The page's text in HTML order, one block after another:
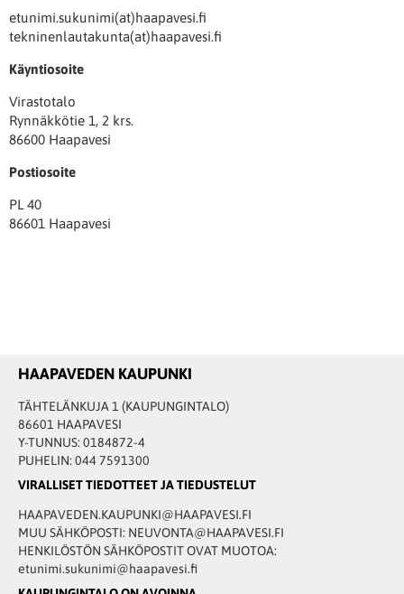
etunimi.sukunimi(at)haapavesi.fi
tekninenlautakunta(at)haapavesi.fi
Käyntiosoite
Virastotalo
Rynnäkkötie 1, 2 krs.
86600 Haapavesi
Postiosoite
PL 40
86601 Haapavesi
HAAPAVEDEN KAUPUNKI
TÄHTELÄNKUJA 1 (KAUPUNGINTALO)
86601 HAAPAVESI
Y-TUNNUS: 0184872-4
PUHELIN: 044 7591300
VIRALLISET TIEDOTTEET JA TIEDUSTELUT
HAAPAVEDEN.KAUPUNKI@HAAPAVESI.FI
MUU SÄHKÖPOSTI: NEUVONTA@HAAPAVESI.FI
HENKILÖSTÖN SÄHKÖPOSTIT OVAT MUOTOA:
etunimi.sukunimi@haapavesi.fi